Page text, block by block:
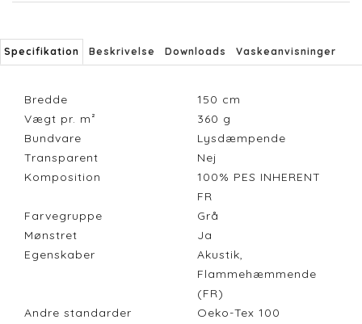
Specifikation Beskrivelse Downloads Vaskeanvisninger
Bredde 150 cm
Vægt pr. m²
360 g
Bundvare
Lysdæmpende
Transparent
Nej
Komposition
100% PES INHERENT
FR
Farvegruppe
Grå
Mønstret
Ja
Egenskaber
Akustik,
Flammehæmmende
(FR)
Andre standarder
Oeko-Tex 100